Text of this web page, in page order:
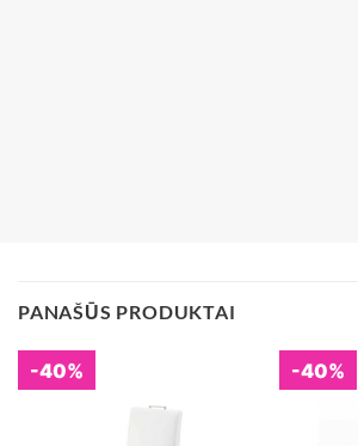
PANAŠŪS PRODUKTAI
-40% -40%